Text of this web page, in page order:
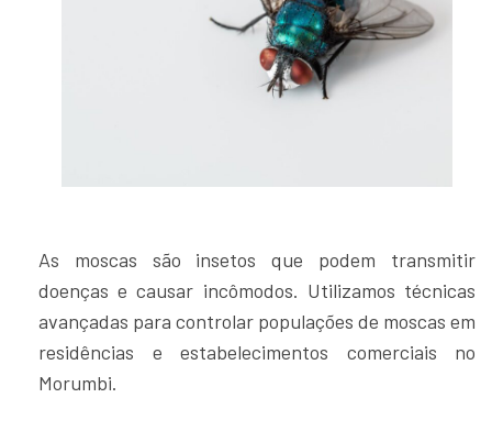
As moscas são insetos que podem transmitir
doenças e causar incômodos. Utilizamos técnicas
avançadas para controlar populações de moscas em
residências e estabelecimentos comerciais no
Morumbi.